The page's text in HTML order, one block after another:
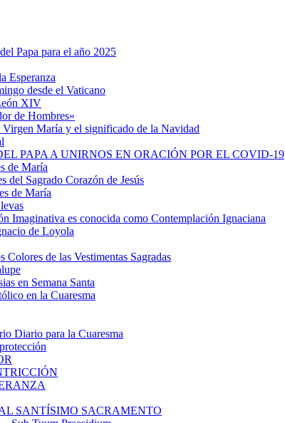
Papa para el año 2025
Esperanza
desde el Vaticano
XIV
de Hombres»
Virgen María y el significado de la Navidad
PAPA A UNIRNOS EN ORACIÓN POR EL COVID-19
de María
del Sagrado Corazón de Jesús
de María
Imaginativa es conocida como Contemplación Ignaciana
de Loyola
Colores de las Vestimentas Sagradas
en Semana Santa
en la Cuaresma
Diario para la Cuaresma
SANTÍSIMO SACRAMENTO